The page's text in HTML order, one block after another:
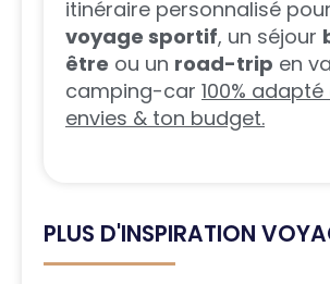
itinéraire personnalisé
voyage sportif, un séjour
être ou un road-trip en
camping-car 100%
envies & ton budget.
PLUS D'INSPIRATION